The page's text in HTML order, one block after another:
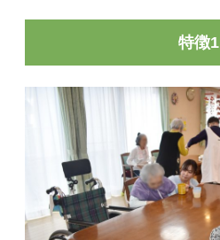
特徴1